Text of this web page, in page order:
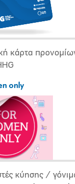
κάρτα
only
κύησης /